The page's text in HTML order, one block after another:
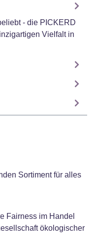
- die PICKERD
Vielfalt in
Sortiment für alles
Fairness im Handel
ökologischer